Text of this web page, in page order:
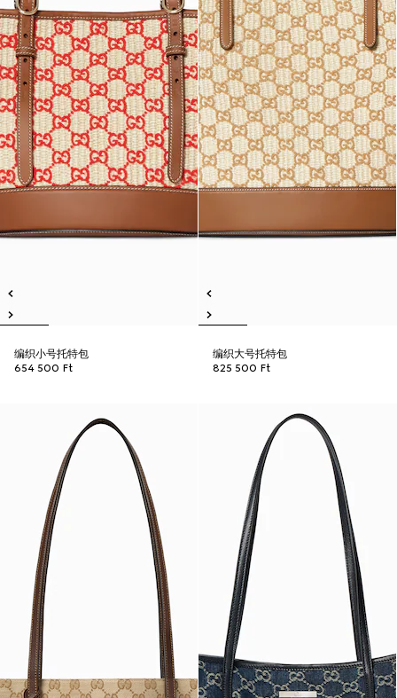
编织小号托特包
654 500 Ft
编织大号托特包
825 500 Ft